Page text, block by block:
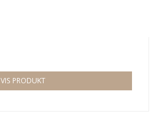
VIS PRODUKT